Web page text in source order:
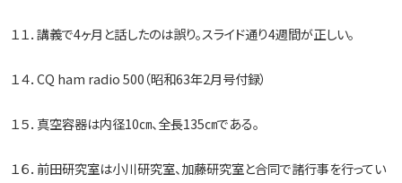
１１．講義で4ヶ月と話したのは誤り。スライド通り4週間が正しい。
１４．CQ ham radio 500（昭和63年2月号付録）
１５．真空容器は内径10㎝、全長135㎝である。
１６．前田研究室は小川研究室、加藤研究室と合同で諸行事を行ってい